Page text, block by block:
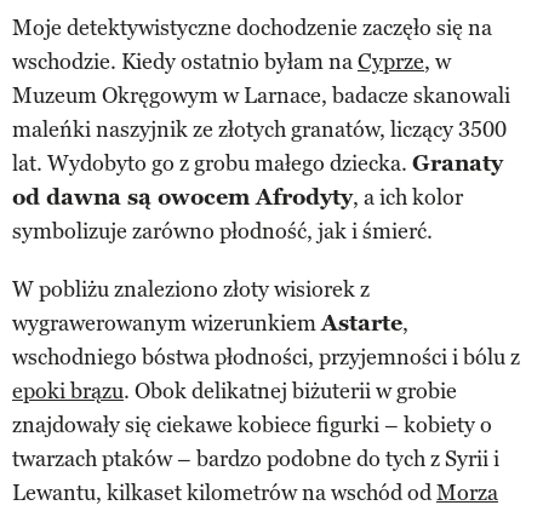
Moje detektywistyczne dochodzenie zaczęło się na
wschodzie. Kiedy ostatnio byłam naCyprze, w
Muzeum Okręgowym w Larnace, badacze skanowali
maleńki naszyjnik ze złotych granatów, liczący 3500
lat. Wydobyto go z grobu małego dziecka. Granaty
od dawna są owocem Afrodyty, a ich kolor
symbolizuje zarówno płodność, jak i śmierć.
W pobliżu znaleziono złoty wisiorek z
wygrawerowanym wizerunkiemAstarte,
wschodniego bóstwa płodności, przyjemności i bólu z
epoki brązu. Obok delikatnej biżuterii w grobie
znajdowały się ciekawe kobiece figurki – kobiety o
twarzach ptaków – bardzo podobne do tych z Syrii i
Lewantu, kilkaset kilometrów na wschód odMorza